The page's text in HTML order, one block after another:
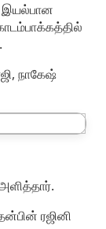
இயல்பான
நாகேஷ்
ரஜினி